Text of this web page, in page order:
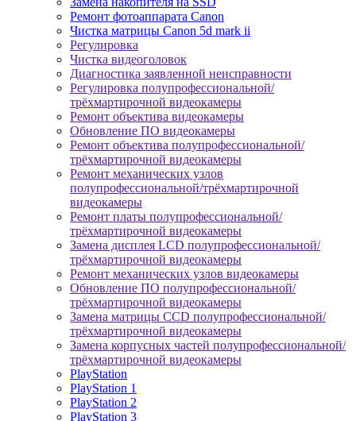
Ремонт фотоаппарата Canon
Чистка матрицы Canon 5d mark ii
Регулировка
Чистка видеоголовок
Диагностика заявленной неисправности
Регулировка полупрофессиональной/
трёхмартирочной видеокамеры
Ремонт объектива видеокамеры
Обновление ПО видеокамеры
Ремонт объектива полупрофессиональной/
трёхмартирочной видеокамеры
Ремонт механических узлов
полупрофессиональной/трёхмартирочной
видеокамеры
Ремонт платы полупрофессиональной/
трёхмартирочной видеокамеры
Замена дисплея LCD полупрофессиональной/
трёхмартирочной видеокамеры
Ремонт механических узлов видеокамеры
Обновление ПО полупрофессиональной/
трёхмартирочной видеокамеры
Замена матрицы CCD полупрофессиональной/
трёхмартирочной видеокамеры
Замена корпусных частей полупрофессиональной/
трёхмартирочной видеокамеры
PlayStation
PlayStation 1
PlayStation 2
PlayStation 3